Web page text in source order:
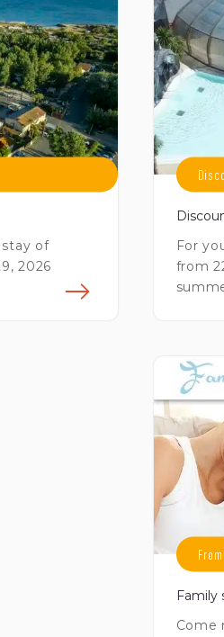
of
2026
For
from
Family
Come